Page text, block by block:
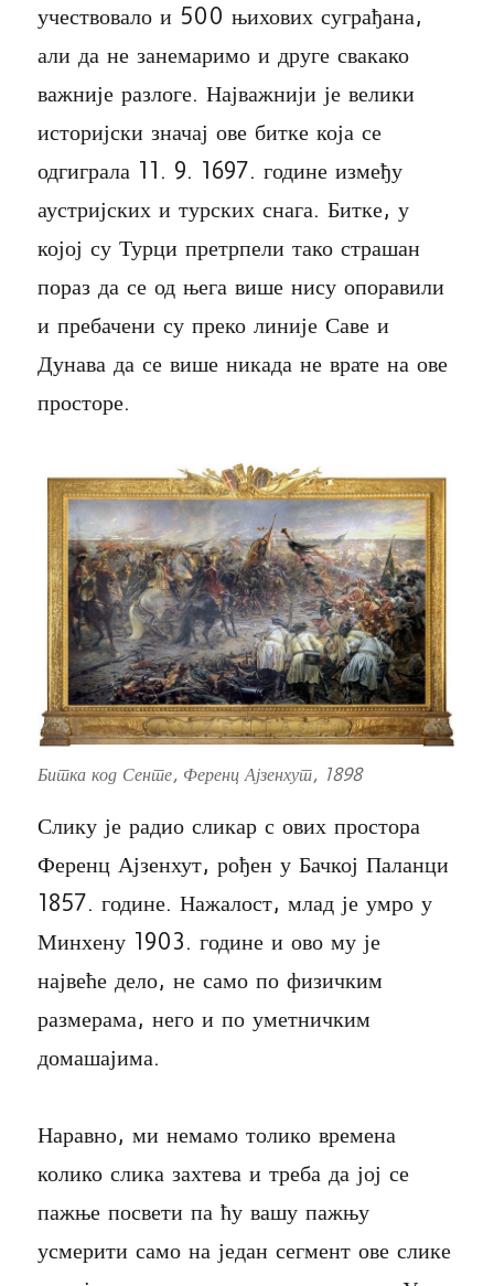
учествовало и 500 њихових суграђана,
али да не занемаримо и друге свакако
важније разлоге. Најважнији је велики
историјски значај ове битке која се
одгиграла 11. 9. 1697. године између
аустријских и турских снага. Битке, у
којој су Турци претрпели тако страшан
пораз да се од њега више нису опоравили
и пребачени су преко линије Саве и
Дунава да се више никада не врате на ове
просторе.
Битка код Сенте, Ференц Ајзенхут, 1898
Слику је радио сликар с ових простора
Ференц Ајзенхут, рођен у Бачкој Паланци
1857. године. Нажалост, млад је умро у
Минхену 1903. године и ово му је
највеће дело, не само по физичким
размерама, него и по уметничким
домашајима.
Наравно, ми немамо толико времена
колико слика захтева и треба да јој се
пажње посвети па ћу вашу пажњу
усмерити само на један сегмент ове слике